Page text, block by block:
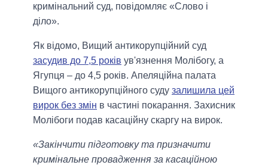
кримінальний суд, повідомляє «Слово і
діло».
Як відомо, Вищий антикорупційний суд
засудив до 7,5 років ув'язнення Молібогу, а
Ягупця – до 4,5 років. Апеляційна палата
Вищого антикорупційного суду залишила цей
вирок без змін в частині покарання. Захисник
Молібоги подав касаційну скаргу на вирок.
«Закінчити підготовку та призначити
кримінальне провадження за касаційною